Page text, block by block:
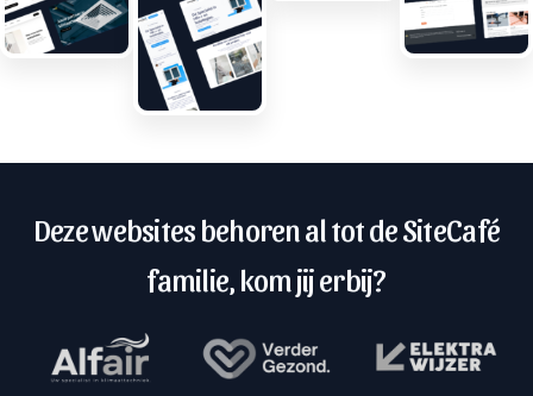
Deze websites behoren al tot de SiteCafé
familie, kom jij erbij?